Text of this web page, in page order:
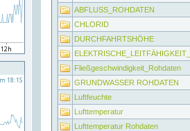
ABFLUSS_ROHDATEN
CHLORID
DURCHFAHRTSHÖHE
Fließgeschwindigkeit_Rohdaten
GRUNDWASSER ROHDATEN
Luftfeuchte
Lufttemperatur
Lufttemperatur Rohdaten